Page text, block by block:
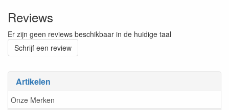
Artikelen
Onze Merken
Reviews
Er zijn geen reviews beschikbaar in de huidige taal
Schrijf een review